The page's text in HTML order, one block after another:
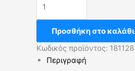
Προσθήκη στο καλάθι
Κωδικός προϊόντος: 181128
Περιγραφή